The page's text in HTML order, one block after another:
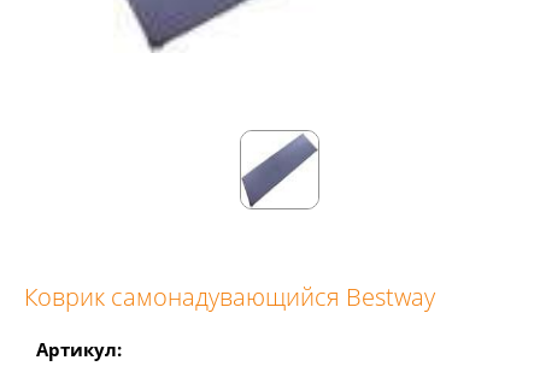
Коврик самонадувающийся Bestway
Артикул: